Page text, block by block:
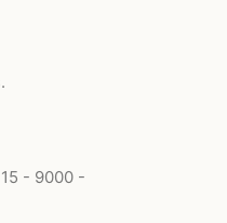
- 9000 -